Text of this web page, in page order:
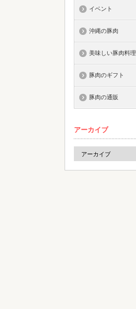
イベント
沖縄の豚肉
美味しい豚肉料理
豚肉のギフト
豚肉の通販
アーカイブ